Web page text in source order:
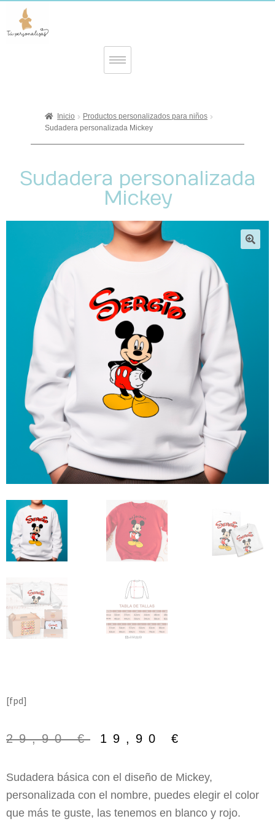
Inicio
Productos personalizados para niños
Sudadera personalizada Mickey
Sudadera personalizada
Mickey
[fpd]
29,90€ 19,90 €
Sudadera básica con el diseño de Mickey,
personalizada con el nombre, puedes elegir el color
que más te guste, las tenemos en blanco y rojo.